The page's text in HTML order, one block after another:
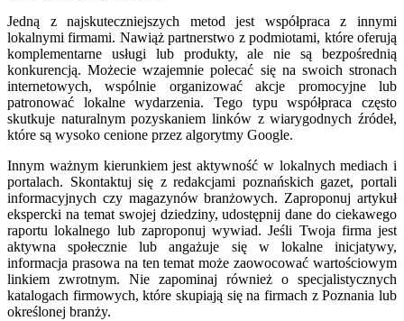
Jedną z najskuteczniejszych metod jest współpraca z innymi
lokalnymi firmami. Nawiąż partnerstwo z podmiotami, które oferują
komplementarne usługi lub produkty, ale nie są bezpośrednią
konkurencją. Możecie wzajemnie polecać się na swoich stronach
internetowych, wspólnie organizować akcje promocyjne lub
patronować lokalne wydarzenia. Tego typu współpraca często
skutkuje naturalnym pozyskaniem linków z wiarygodnych źródeł,
które są wysoko cenione przez algorytmy Google.
Innym ważnym kierunkiem jest aktywność w lokalnych mediach i
portalach. Skontaktuj się z redakcjami poznańskich gazet, portali
informacyjnych czy magazynów branżowych. Zaproponuj artykuł
ekspercki na temat swojej dziedziny, udostępnij dane do ciekawego
raportu lokalnego lub zaproponuj wywiad. Jeśli Twoja firma jest
aktywna społecznie lub angażuje się w lokalne inicjatywy,
informacja prasowa na ten temat może zaowocować wartościowym
linkiem zwrotnym. Nie zapominaj również o specjalistycznych
katalogach firmowych, które skupiają się na firmach z Poznania lub
określonej branży.